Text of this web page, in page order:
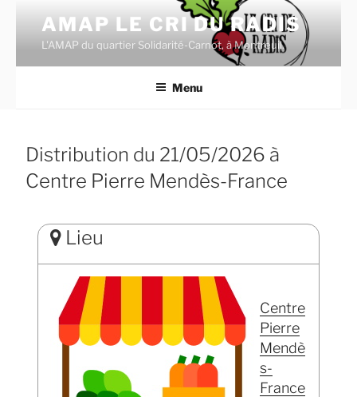
contenu
principal
AMAP LE CRI DU RADIS
L'AMAP du quartier Solidarité-Carnot, à Montreuil.
Menu
Distribution du 21/05/2026 à
Centre Pierre Mendès-France
Lieu
Centre
Pierre
Mendè
s-
France